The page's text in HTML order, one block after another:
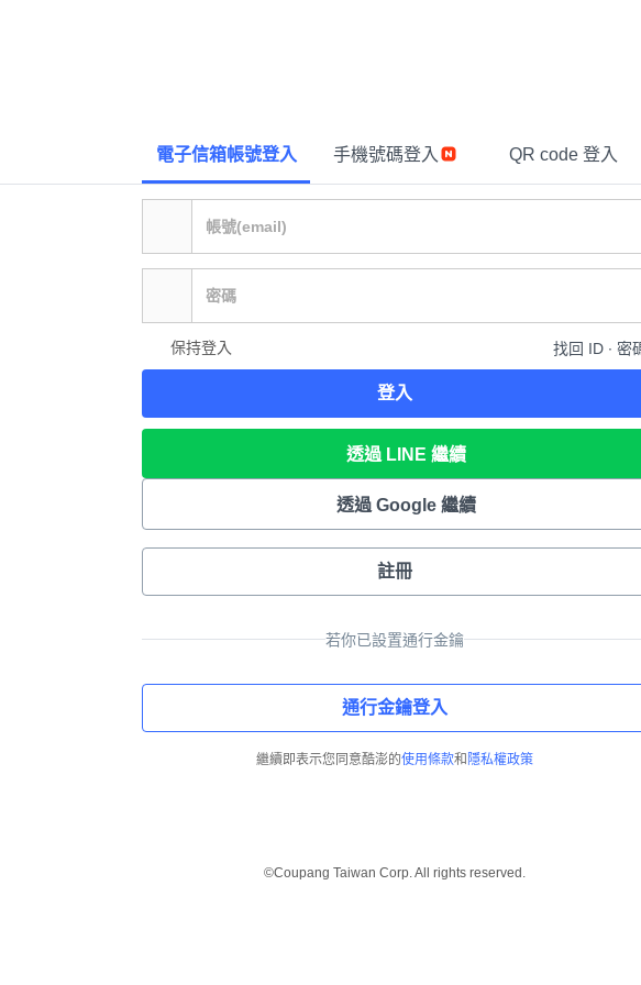
電子信箱帳號登入 手機號碼登入 QR code 登入
保持登入 找回 ID ∙ 密
登入
透過 LINE 繼續
透過 Google 繼續
註冊
若你已設置通行金鑰
通行金鑰登入
繼續即表示您同意酷澎的使用條款和 隱私權政策
©Coupang Taiwan Corp. All rights reserved.